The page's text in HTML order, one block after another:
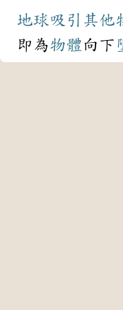
地球 吸引 其他
即為物體 向下